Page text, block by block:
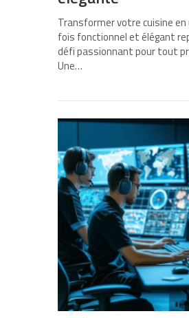
Transformer votre cuisine en
fois fonctionnel et élégant
défi passionnant pour tout
Une…